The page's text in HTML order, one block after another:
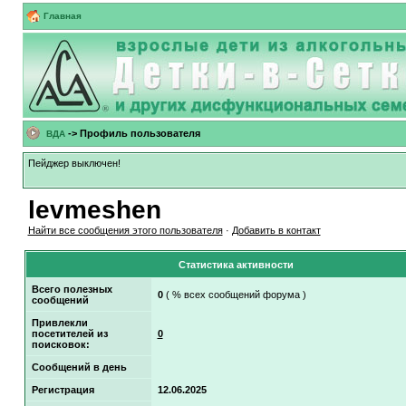
Главная
ВДА-> Профиль пользователя
Пейджер выключен!
levmeshen
Найти все сообщения этого пользователя· Добавить в контакт
Статистика активности
Всего полезных
сообщений
0( % всех сообщений форума )
Привлекли
посетителей из
поисковок:
0
Сообщений в день
Регистрация 12.06.2025